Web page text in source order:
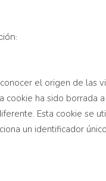
el origen de las
cookie ha sido borrada
Esta cookie se
un identificador